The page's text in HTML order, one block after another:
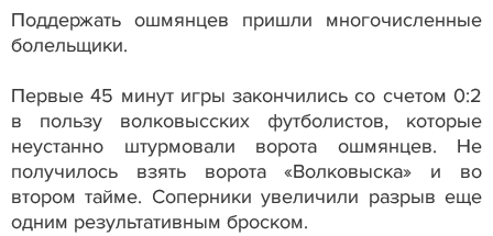
Поддержать ошмянцев пришли многочисленные
болельщики.
Первые 45 минут игры закончились со счетом 0:2
в пользу волковысских футболистов, которые
неустанно штурмовали ворота ошмянцев. Не
получилось взять ворота «Волковыска» и во
втором тайме. Соперники увеличили разрыв еще
одним результативным броском.